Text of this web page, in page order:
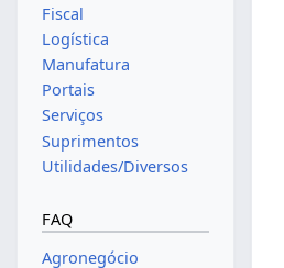
Fiscal
Logística
Manufatura
Portais
Serviços
Suprimentos
Utilidades/Diversos
FAQ
Agronegócio